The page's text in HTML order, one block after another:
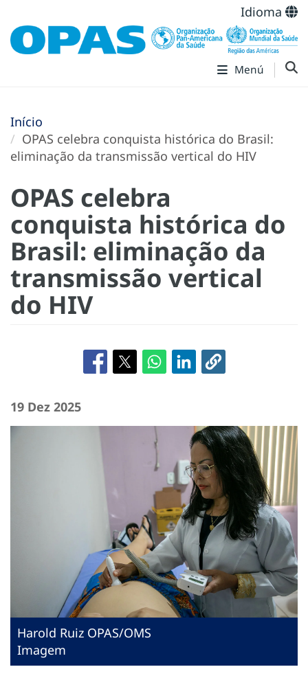
Idioma
Menú
Início
OPAS celebra conquista histórica do Brasil:
eliminação da transmissão vertical do HIV
OPAS celebra
conquista histórica do
Brasil: eliminação da
transmissão vertical
do HIV
19 Dez 2025
Harold Ruiz OPAS/OMS
Imagem